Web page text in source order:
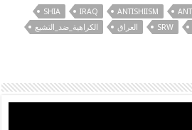
ANTISHIISM
IRAQ
SHIA
SRW العراق
الكراهية_ضد_التشيع